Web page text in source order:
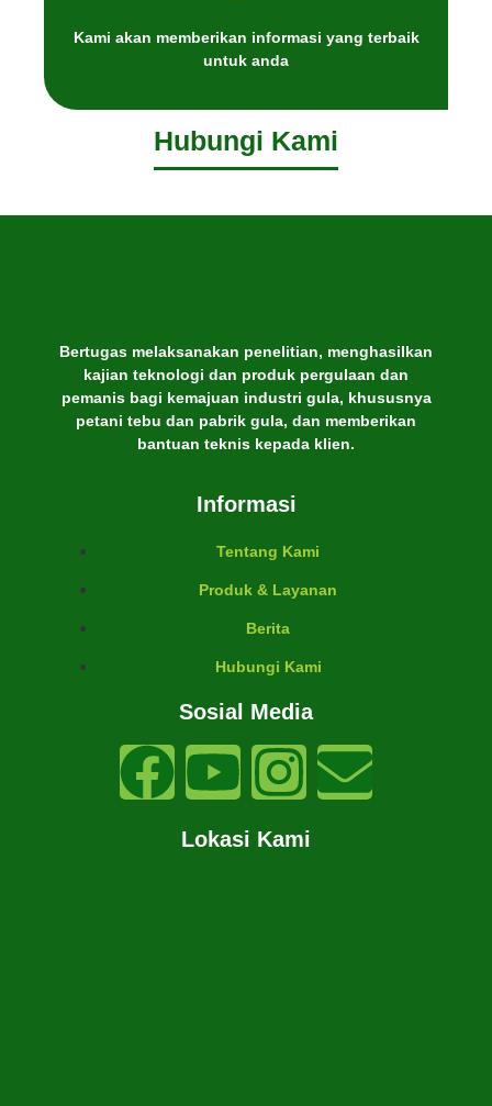
Kami akan memberikan informasi yang terbaik
untuk anda
Hubungi Kami
Bertugas melaksanakan penelitian, menghasilkan
kajian teknologi dan produk pergulaan dan
pemanis bagi kemajuan industri gula, khususnya
petani tebu dan pabrik gula, dan memberikan
bantuan teknis kepada klien.
Informasi
Tentang Kami
Produk & Layanan
Berita
Hubungi Kami
Sosial Media
Lokasi Kami